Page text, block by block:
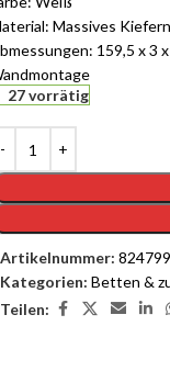
Massives
159,5 x 3 x
27 vorrätig
Artikelnummer: 824799
Kategorien: Betten &
Teilen: